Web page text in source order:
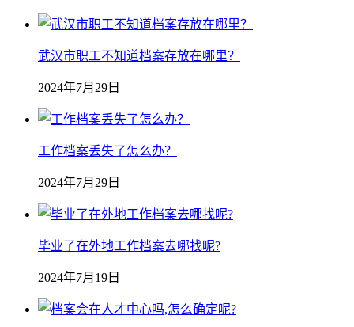
武汉市职工不知道档案存放在哪里？
2024年7月29日
工作档案丢失了怎么办？
2024年7月29日
毕业了在外地工作档案去哪找呢?
2024年7月19日